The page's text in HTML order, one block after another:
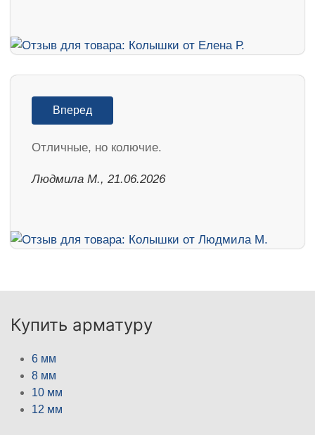
Вперед
Отличные, но колючие.
Людмила М., 21.06.2026
Купить арматуру
6 мм
8 мм
10 мм
12 мм